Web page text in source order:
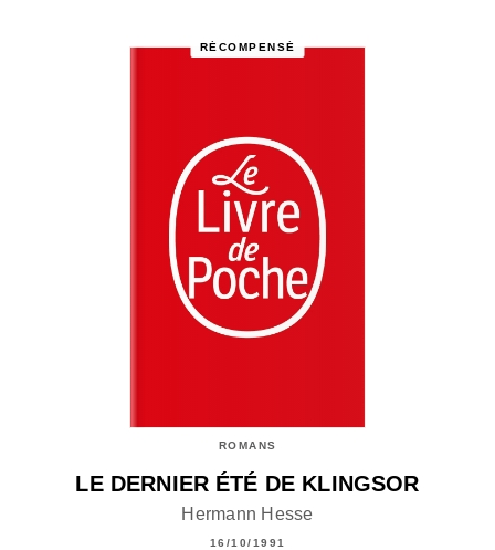
RÉCOMPENSÉ
ROMANS
LE DERNIER ÉTÉ DE KLINGSOR
Hermann Hesse
16/10/1991